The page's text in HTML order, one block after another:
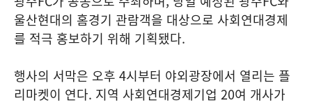
울산현대의 홈경기 관람객을 대상으로 사회연대경제
를 적극 홍보하기 위해 기획됐다.
행사의 서막은 오후 4시부터 야외광장에서 열리는 플
리마켓이 연다. 지역 사회연대경제기업 20여 개사가